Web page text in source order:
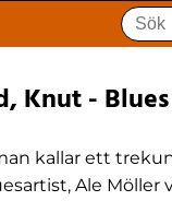
Knut -
kallar ett
Ale Möller